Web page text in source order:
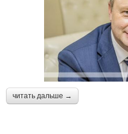
читать дальше →